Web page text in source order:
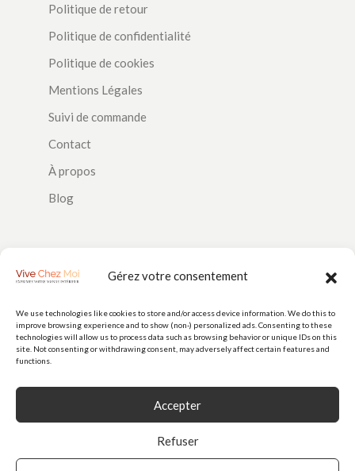
Gérez votre consentement
We use technologies like cookies to store and/or access device information. We do this to
improve browsing experience and to show (non-) personalized ads. Consenting to these
technologies will allow us to process data such as browsing behavior or unique IDs on this
site. Not consenting or withdrawing consent, may adversely affect certain features and
functions.
Accepter
Refuser
Politique de retour
Politique de confidentialité
Politique de cookies
Mentions Légales
Suivi de commande
Contact
À propos
Blog
PAIEMENTS